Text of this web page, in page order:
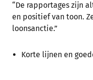
“De rapportages zijn
en positief van toon.
loonsanctie.”
Korte lijnen en